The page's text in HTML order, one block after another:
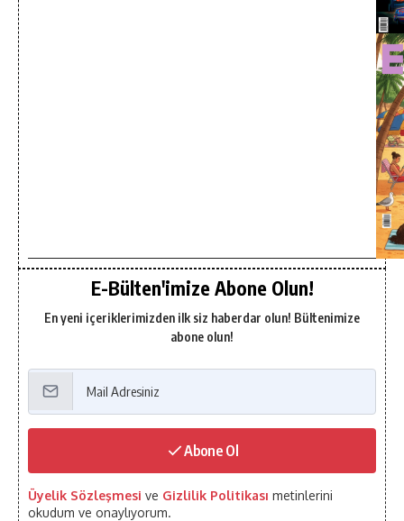
E-Bülten'imize Abone Olun!
En yeni içeriklerimizden ilk siz haberdar olun! Bültenimize
abone olun!
Abone Ol
Üyelik Sözleşmesi ve Gizlilik Politikası metinlerini
okudum ve onaylıyorum.